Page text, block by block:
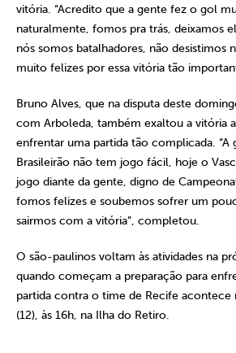
vitória. “Acredito que a gente fez o gol
naturalmente, fomos pra trás, deixamos
nós somos batalhadores, não desistimos
muito felizes por essa vitória tão
Bruno Alves, que na disputa deste
com Arboleda, também exaltou a vitória
enfrentar uma partida tão complicada. “A
Brasileirão não tem jogo fácil, hoje o
jogo diante da gente, digno de
fomos felizes e soubemos sofrer um
sairmos com a vitória”, completou.
O são-paulinos voltam às atividades na
quando começam a preparação para
partida contra o time de Recife
(12), às 16h, na Ilha do Retiro.